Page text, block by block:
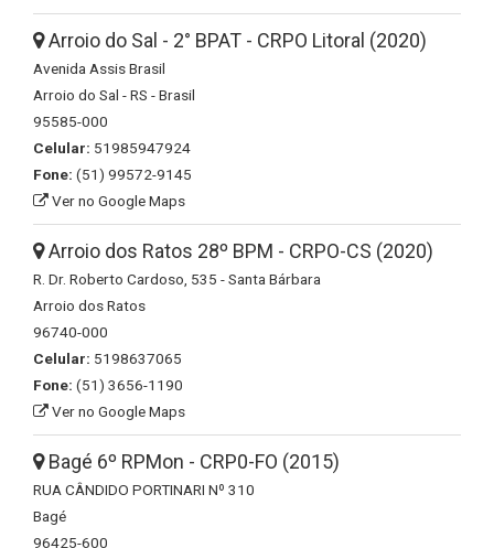
Arroio do Sal - 2° BPAT - CRPO Litoral (2020)
Avenida Assis Brasil
Arroio do Sal - RS - Brasil
95585-000
Celular: 51985947924
Fone: (51) 99572-9145
Ver no Google Maps
Arroio dos Ratos 28º BPM - CRPO-CS (2020)
R. Dr. Roberto Cardoso, 535 - Santa Bárbara
Arroio dos Ratos
96740-000
Celular: 5198637065
Fone: (51) 3656-1190
Ver no Google Maps
Bagé 6º RPMon - CRP0-FO (2015)
RUA CÂNDIDO PORTINARI Nº 310
Bagé
96425-600